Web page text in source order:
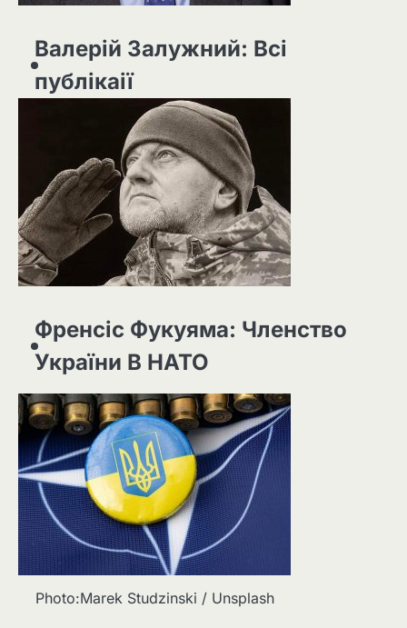
Валерій Залужний: Всі
публікаії
Френсіс Фукуяма: Членство
України В НАТО
Photo:Marek Studzinski / Unsplash